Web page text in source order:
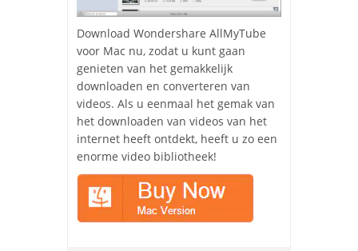
Download Wondershare AllMyTube
voor Mac nu, zodat u kunt gaan
genieten van het gemakkelijk
downloaden en converteren van
videos. Als u eenmaal het gemak van
het downloaden van videos van het
internet heeft ontdekt, heeft u zo een
enorme video bibliotheek!